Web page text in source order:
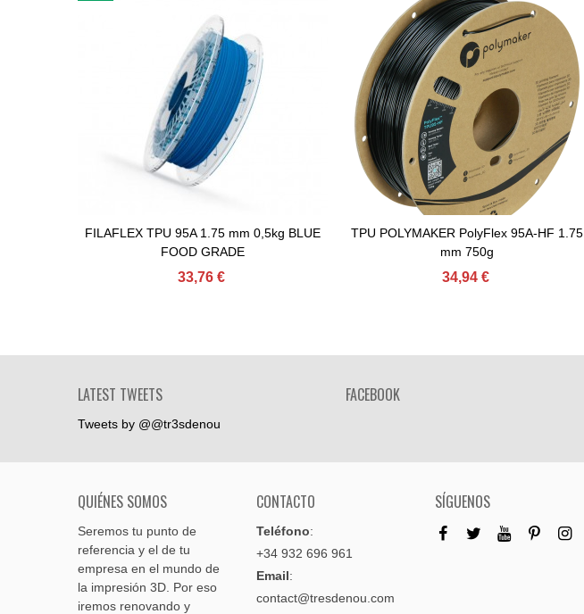
Comprar
FILAFLEX TPU 95A 1.75 mm 0,5kg BLUE
FOOD GRADE
33,76 €
Comprar
TPU POLYMAKER PolyFlex 95A-HF 1.75
mm 750g
34,94 €
LATEST TWEETS
Tweets by @@tr3sdenou
FACEBOOK
QUIÉNES SOMOS
Seremos tu punto de
referencia y el de tu
empresa en el mundo de
la impresión 3D. Por eso
iremos renovando y
CONTACTO
Teléfono:
+34 932 696 961
Email:
contact@tresdenou.com
SÍGUENOS